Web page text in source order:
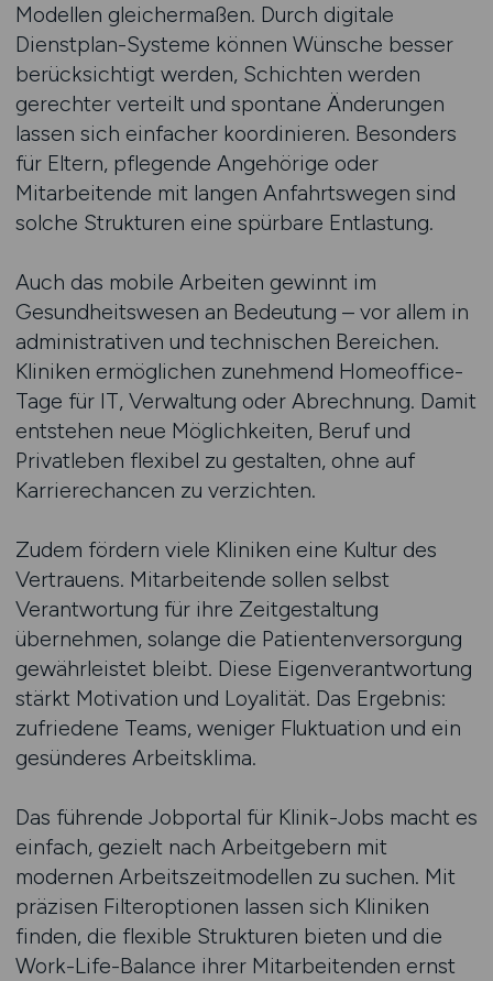
Modellen gleichermaßen. Durch digitale
Dienstplan-Systeme können Wünsche besser
berücksichtigt werden, Schichten werden
gerechter verteilt und spontane Änderungen
lassen sich einfacher koordinieren. Besonders
für Eltern, pflegende Angehörige oder
Mitarbeitende mit langen Anfahrtswegen sind
solche Strukturen eine spürbare Entlastung.
Auch das mobile Arbeiten gewinnt im
Gesundheitswesen an Bedeutung – vor allem in
administrativen und technischen Bereichen.
Kliniken ermöglichen zunehmend Homeoffice-
Tage für IT, Verwaltung oder Abrechnung. Damit
entstehen neue Möglichkeiten, Beruf und
Privatleben flexibel zu gestalten, ohne auf
Karrierechancen zu verzichten.
Zudem fördern viele Kliniken eine Kultur des
Vertrauens. Mitarbeitende sollen selbst
Verantwortung für ihre Zeitgestaltung
übernehmen, solange die Patientenversorgung
gewährleistet bleibt. Diese Eigenverantwortung
stärkt Motivation und Loyalität. Das Ergebnis:
zufriedene Teams, weniger Fluktuation und ein
gesünderes Arbeitsklima.
Das führende Jobportal für Klinik-Jobs macht es
einfach, gezielt nach Arbeitgebern mit
modernen Arbeitszeitmodellen zu suchen. Mit
präzisen Filteroptionen lassen sich Kliniken
finden, die flexible Strukturen bieten und die
Work-Life-Balance ihrer Mitarbeitenden ernst